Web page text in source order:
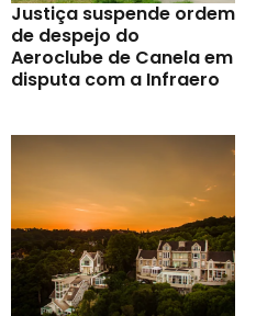
Justiça suspende ordem
de despejo do
Aeroclube de Canela em
disputa com a Infraero